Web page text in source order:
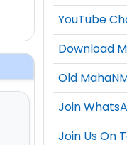
YouTube
Download
Old
Join
Join Us On